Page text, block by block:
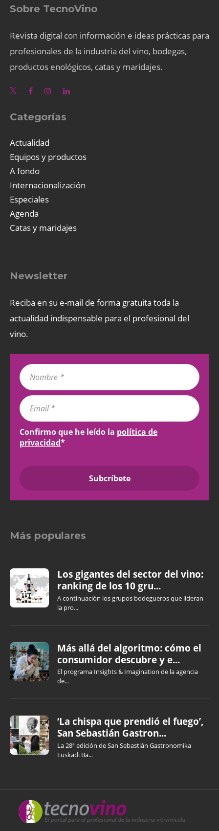
Sobre TecnoVino
Revista digital con información e ideas prácticas para
profesionales de la industria del vino, bodegas,
productos enológicos, catas y maridajes.
Categorías
Actualidad
Equipos y productos
A fondo
Internacionalización
Especiales
Agenda
Catas y maridajes
Newsletter
Reciba en su e-mail de forma gratuita toda la
actualidad indispensable para el profesional del
vino.
Confirmo que he leído la política de
privacidad*
Más populares
Los gigantes del sector del vino:
ranking de los 10 gru...
A continuación los grupos bodegueros que lideran
la pro...
Más allá del algoritmo: cómo el
consumidor descubre y e...
El programa Insights & Imagination de la agencia
de...
‘La chispa que prendió el fuego’,
San Sebastián Gastron...
La 28ª edición de San Sebastián Gastronomika
Euskadi Ba...